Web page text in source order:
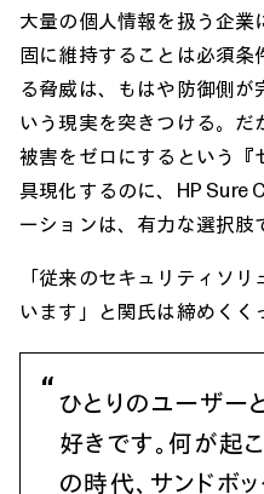
大量の個人情報を扱う企
固に維持することは必須
る脅威は、もはや防御側が
いう現実を突きつける。
被害をゼロにするという『
具現化するのに、HP Sure
ーションは、有力な選択肢
「従来のセキュリティソ
います」と関氏は締めくく
ひとりのユーザー
好きです。何が起
の時代、サンドボ